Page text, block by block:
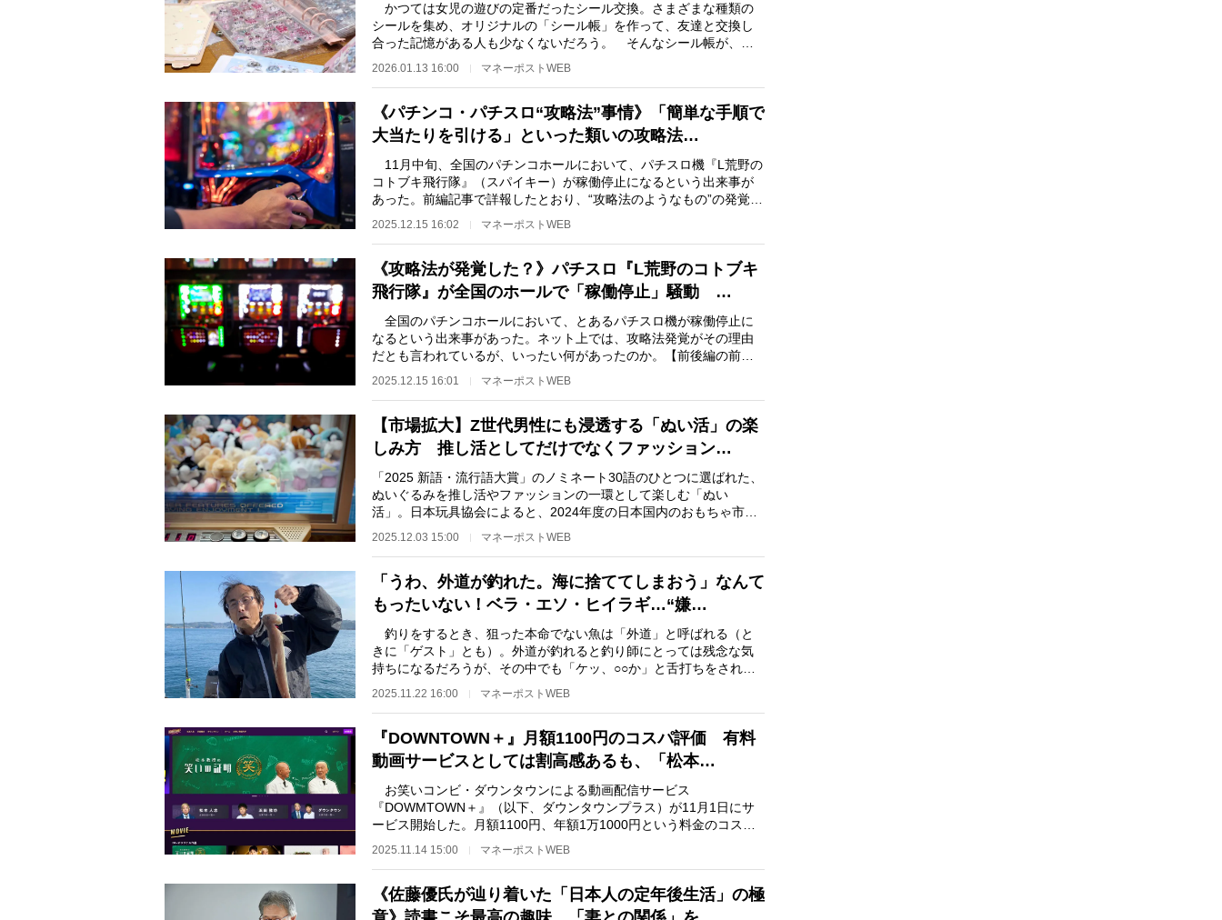
かつては女児の遊びの定番だったシール交換。さまざまな種類の
シールを集め、オリジナルの「シール帳」を作って、友達と交換し
合った記憶がある人も少なくないだろう。 そんなシール帳が、い
2026.01.13 16:00 マネーポストWEB
《パチンコ・パチスロ“攻略法”事情》「簡単な手順で
大当たりを引ける」といった類いの攻略法…
11月中旬、全国のパチンコホールにおいて、パチスロ機『L荒野の
コトブキ飛行隊』（スパイキー）が稼働停止になるという出来事が
あった。前編記事で詳報したとおり、“攻略法のようなもの”の発覚が
2025.12.15 16:02 マネーポストWEB
《攻略法が発覚した？》パチスロ『L荒野のコトブキ
飛行隊』が全国のホールで「稼働停止」騒動 …
全国のパチンコホールにおいて、とあるパチスロ機が稼働停止に
なるという出来事があった。ネット上では、攻略法発覚がその理由
だとも言われているが、いったい何があったのか。【前後編の前
2025.12.15 16:01 マネーポストWEB
【市場拡大】Z世代男性にも浸透する「ぬい活」の楽
しみ方 推し活としてだけでなくファッション…
「2025 新語・流行語大賞」のノミネート30語のひとつに選ばれた、
ぬいぐるみを推し活やファッションの一環として楽しむ「ぬい
活」。日本玩具協会によると、2024年度の日本国内のおもちゃ市場
規模は1兆992億円と過去…
2025.12.03 15:00 マネーポストWEB
「うわ、外道が釣れた。海に捨ててしまおう」なんて
もったいない！ベラ・エソ・ヒイラギ…“嫌…
釣りをするとき、狙った本命でない魚は「外道」と呼ばれる（と
きに「ゲスト」とも）。外道が釣れると釣り師にとっては残念な気
持ちになるだろうが、その中でも「ケッ、○○か」と舌打ちをされて
2025.11.22 16:00 マネーポストWEB
『DOWNTOWN＋』月額1100円のコスパ評価 有料
動画サービスとしては割高感あるも、「松本…
お笑いコンビ・ダウンタウンによる動画配信サービス
『DOWMTOWN＋』（以下、ダウンタウンプラス）が11月1日にサ
ービス開始した。月額1100円、年額1万1000円という料金のコスト
パフォーマンスをどう見るか――。 ダ…
2025.11.14 15:00 マネーポストWEB
《佐藤優氏が辿り着いた「日本人の定年後生活」の極